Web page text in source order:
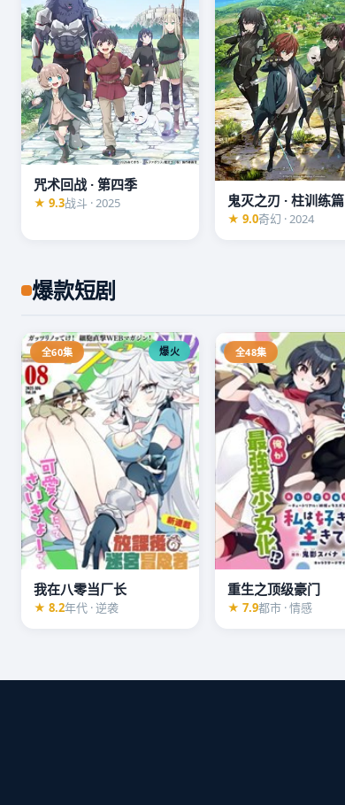
咒术回战 · 第四季
★ 9.3战斗 · 2025 鬼灭之刃 · 柱训练篇
★ 9.0奇幻 · 2024
爆款短剧
全60集 爆火
我在八零当厂长
★ 8.2年代 · 逆袭
全48集
重生之顶级豪门
★ 7.9都市 · 情感